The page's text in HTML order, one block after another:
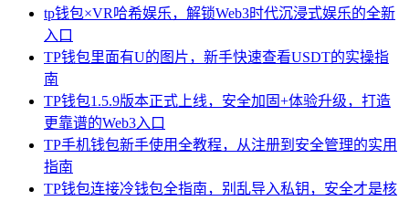
tp钱包×VR哈希娱乐，解锁Web3时代沉浸式娱乐的全新
入口
TP钱包里面有U的图片，新手快速查看USDT的实操指
南
TP钱包1.5.9版本正式上线，安全加固+体验升级，打造
更靠谱的Web3入口
TP手机钱包新手使用全教程，从注册到安全管理的实用
指南
TP钱包连接冷钱包全指南，别乱导入私钥，安全才是核